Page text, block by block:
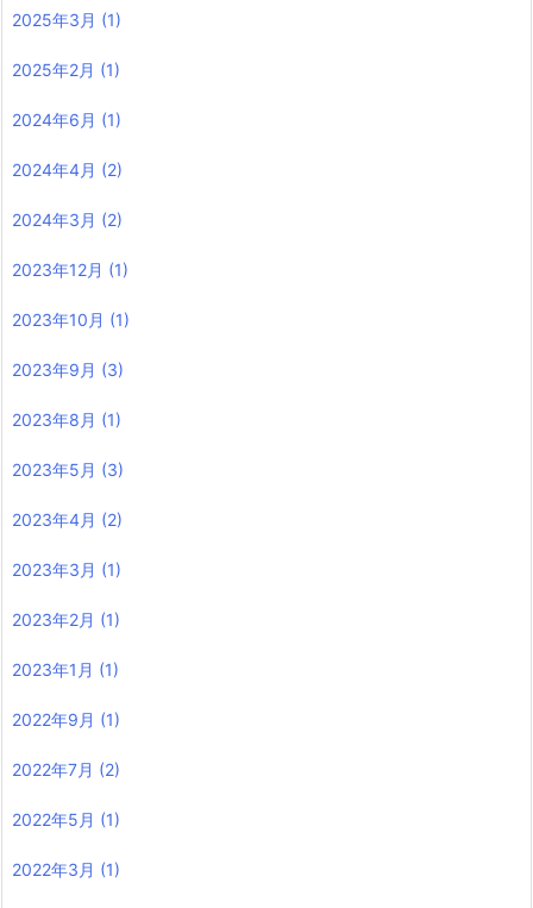
2025年3月 (1)
2025年2月 (1)
2024年6月 (1)
2024年4月 (2)
2024年3月 (2)
2023年12月 (1)
2023年10月 (1)
2023年9月 (3)
2023年8月 (1)
2023年5月 (3)
2023年4月 (2)
2023年3月 (1)
2023年2月 (1)
2023年1月 (1)
2022年9月 (1)
2022年7月 (2)
2022年5月 (1)
2022年3月 (1)